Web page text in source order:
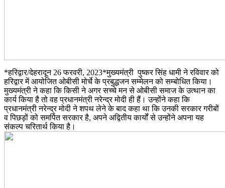
*हरिद्वार/देहरादून 26 फरवरी, 2023*मुख्यमंत्री पुष्कर सिंह धामी ने रविवार को
हरिद्वार में आयोजित ओबीसी मोर्चे के प्रबुद्धजन सम्मेलन को सम्बोधित किया।
मुख्यमंत्री ने कहा कि किसी ने अगर सच्चे मन से ओबीसी समाज के उत्थान का
कार्य किया है तो वह प्रधानमंत्री नरेन्द्र मोदी ही हैं। उन्होंने कहा कि
प्रधानमंत्री नरेन्द्र मोदी ने शपथ लेने के बाद कहा था कि उनकी सरकार गरीबों
व पिछड़ों को समर्पित सरकार है, अपने अद्वितीय कार्यों से उन्होंने अपना यह
संकल्प चरितार्थ किया है।